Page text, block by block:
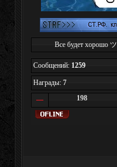
Все будет хорошо ツ
Сообщений: 1259
Награды: 7
198